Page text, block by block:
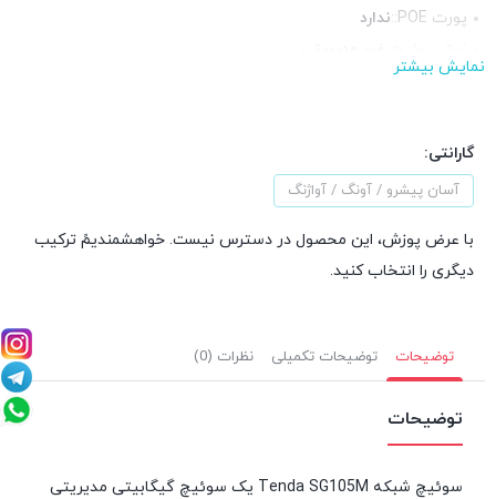
پورت POE::
ندارد
قابلیت نصب در رک::
منبع تغذیه::
نمایش بیشتر
گارانتی:
آسان پیشرو / آونگ / آواژنگ
با عرض پوزش، این محصول در دسترس نیست. خواهشمندیمً ترکیب
دیگری را انتخاب کنید.
توضیحات توضیحات تکمیلی نظرات (0)
توضیحات
سوئیچ شبکه Tenda SG105M یک سوئیچ گیگابیتی مدیریتی